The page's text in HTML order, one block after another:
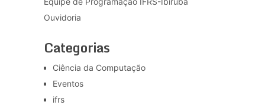
Ouvidoria
Categorias
Ciência da Computação
Eventos
ifrs